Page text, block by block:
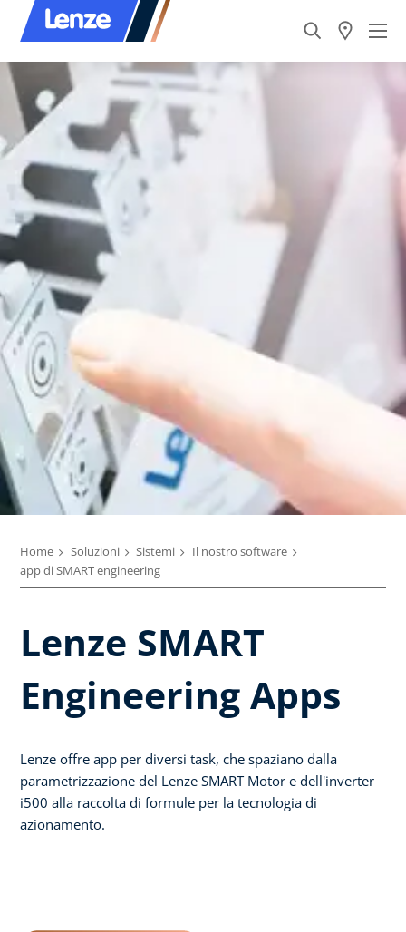
Home Soluzioni Sistemi
Il nostro software
app di SMART engineering
Lenze SMART
Engineering Apps
Lenze offre app per diversi task, che spaziano dalla
parametrizzazione del Lenze SMART Motor e dell'inverter
i500 alla raccolta di formule per la tecnologia di
azionamento.